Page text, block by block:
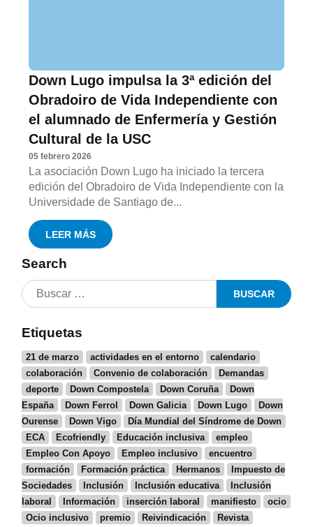
Down Lugo impulsa la 3ª edición del
Obradoiro de Vida Independiente con
el alumnado de Enfermería y Gestión
Cultural de la USC
05 febrero 2026
La asociación Down Lugo ha iniciado la tercera
edición del Obradoiro de Vida Independiente con la
Universidade de Santiago de...
LEER MÁS
Search
Etiquetas
21 de marzo actividades en el entorno
calendario
colaboración
Convenio de colaboración
Demandas
deporte
Down Compostela Down Coruña
Down
España
Down Ferrol Down Galicia Down Lugo
Down
Ourense
Down Vigo
Día Mundial del Síndrome de Down
ECA
Ecofriendly Educación inclusiva
empleo
Empleo Con Apoyo
Empleo inclusivo
encuentro
formación
Formación práctica Hermanos
Impuesto de
Sociedades
Inclusión Inclusión educativa
Inclusión
laboral
Información inserción laboral manifiesto
ocio
Ocio inclusivo
premio Reivindicación
Revista